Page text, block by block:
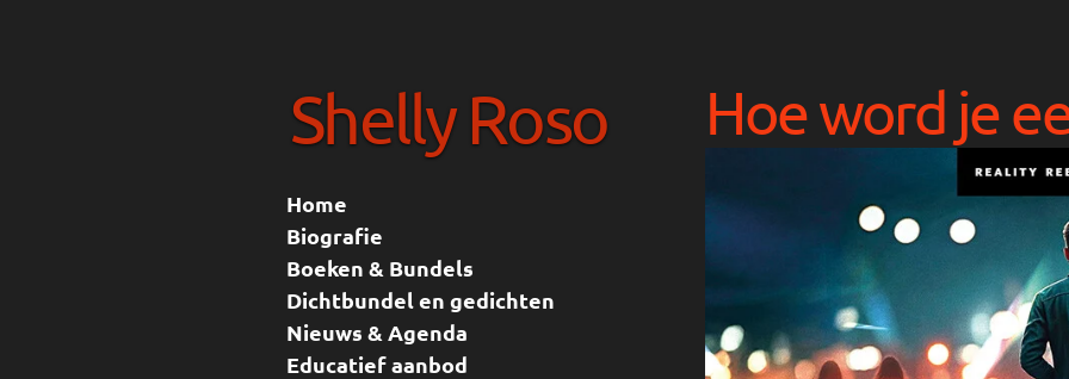
Hoe word je
Shelly Roso
Home
Biografie
Boeken & Bundels
Dichtbundel en gedichten
Nieuws & Agenda
Educatief aanbod